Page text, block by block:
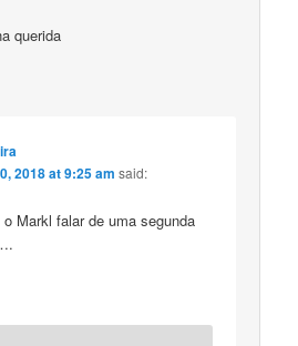
querida
2018 at 9:25 am said:
Markl falar de uma segunda